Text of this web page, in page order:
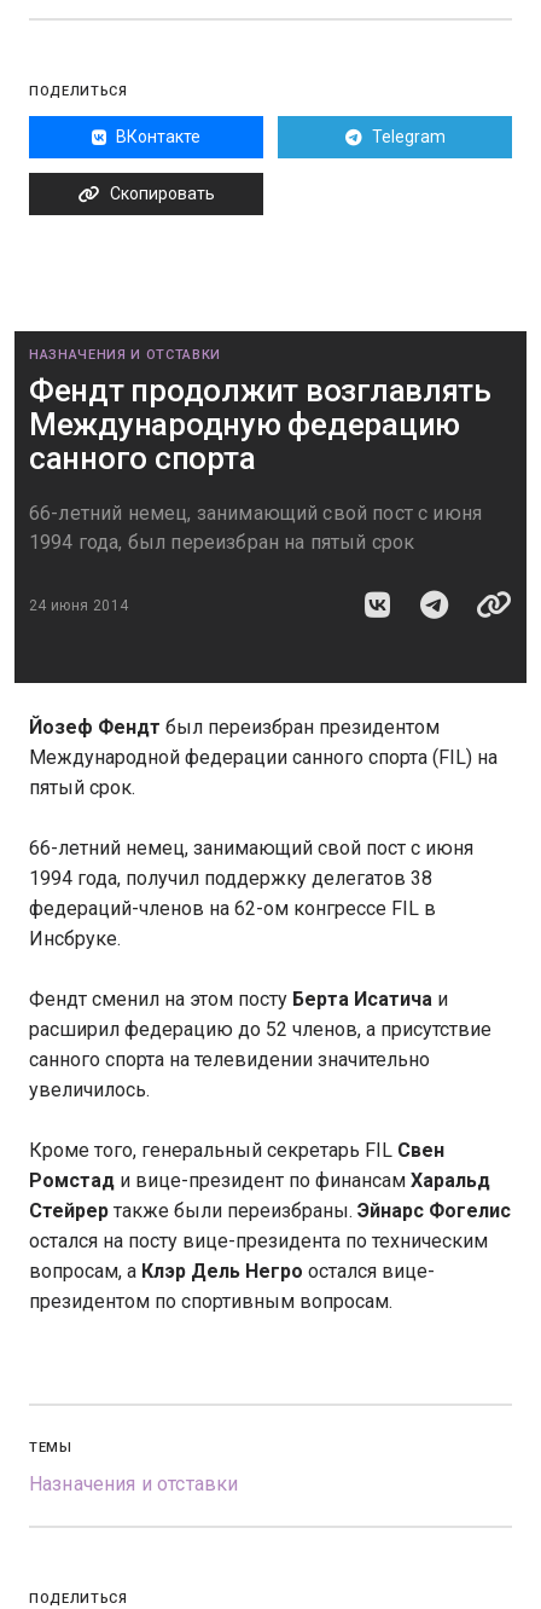
ПОДЕЛИТЬСЯ
ВКонтакте Telegram
Скопировать
НАЗНАЧЕНИЯ И ОТСТАВКИ
Фендт продолжит возглавлять
Международную федерацию
санного спорта
66-летний немец, занимающий свой пост с июня
1994 года, был переизбран на пятый срок
24 июня 2014
Йозеф Фендт был переизбран президентом
Международной федерации санного спорта (FIL) на
пятый срок.
66-летний немец, занимающий свой пост с июня
1994 года, получил поддержку делегатов 38
федераций-членов на 62-ом конгрессе FIL в
Инсбруке.
Фендт сменил на этом посту Берта Исатича и
расширил федерацию до 52 членов, а присутствие
санного спорта на телевидении значительно
увеличилось.
Кроме того, генеральный секретарь FIL Свен
Ромстад и вице-президент по финансам Харальд
Стейрер также были переизбраны. Эйнарс Фогелис
остался на посту вице-президента по техническим
вопросам, а Клэр Дель Негро остался вице-
президентом по спортивным вопросам.
ТЕМЫ
Назначения и отставки
ПОДЕЛИТЬСЯ